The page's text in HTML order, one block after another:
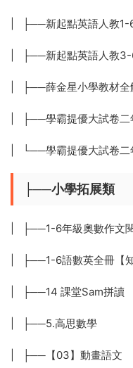
| ├──新起點英語人教1-
| ├──新起點英語人教
| ├──薛金星小學教材全
| ├──學霸提優大試卷
| └──學霸提優大試卷
├──小學拓展類
| ├──1-6年級奧數作文
| ├──1-6語數英全冊【知
| ├──14 課堂Sam拼讀
| ├──5.高思數學
| ├──【03】動畫語文